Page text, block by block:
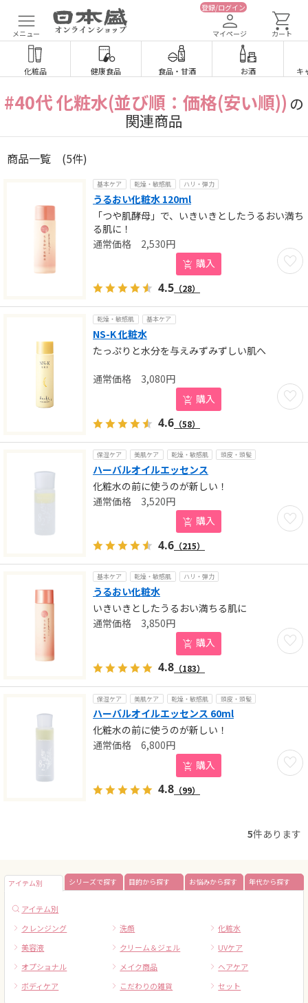
メニュー
登録/ログイン
マイページ カート
化粧品 健康食品 食品・ 甘酒 お酒 キ
#40代 化粧水(並び順：価格(安い順)) の
関連商品
商品一覧 (5件)
基本ケア 乾燥・敏感肌 ハリ・弾力
うるおい化粧水 120ml
「つや肌酵母」で、いきいきとしたうるおい満ち
る肌に！
お気
2,530円
購入
4.5 （28）
乾燥・敏感肌 基本ケア
NS-K 化粧水
たっぷりと水分を与えみずみずしい肌へ
お気
3,080円
購入
4.6 （58）
保湿ケア 美肌ケア 乾燥・敏感肌 頭皮・頭髪
ハーバルオイルエッセンス
化粧水の前に使うのが新しい！
お気
3,520円
購入
4.6 （215）
基本ケア 乾燥・敏感肌 ハリ・弾力
うるおい化粧水
いきいきとしたうるおい満ちる肌に
お気
3,850円
購入
4.8 （183）
保湿ケア 美肌ケア 乾燥・敏感肌 頭皮・頭髪
ハーバルオイルエッセンス 60ml
化粧水の前に使うのが新しい！
お気
6,800円
購入
4.8 （99）
5件あります
アイテム別 シリーズで探す 目的から探す お悩みから探す 年代から探す
アイテム別
クレンジング
洗顔
化粧水
美容液
クリーム＆ジェル
UVケア
オプショナル
メイク商品
ヘアケア
ボディケア
こだわりの雑貨 セット